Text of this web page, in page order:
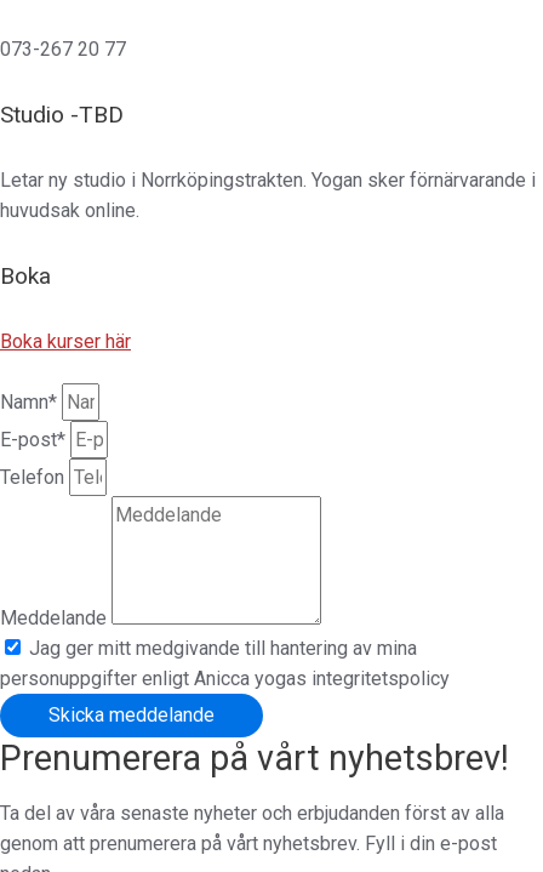
073-267 20 77
Studio -TBD
Letar ny studio i Norrköpingstrakten. Yogan sker förnärvarande i
huvudsak online.
Boka
Boka kurser här
Namn*
E-post*
Telefon
Meddelande
Jag ger mitt medgivande till hantering av mina
personuppgifter enligt Anicca yogas integritetspolicy
Skicka meddelande
Prenumerera på vårt nyhetsbrev!
Ta del av våra senaste nyheter och erbjudanden först av alla
genom att prenumerera på vårt nyhetsbrev. Fyll i din e-post